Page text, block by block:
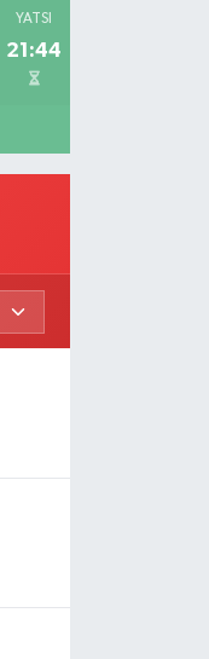
YATSI
21:44